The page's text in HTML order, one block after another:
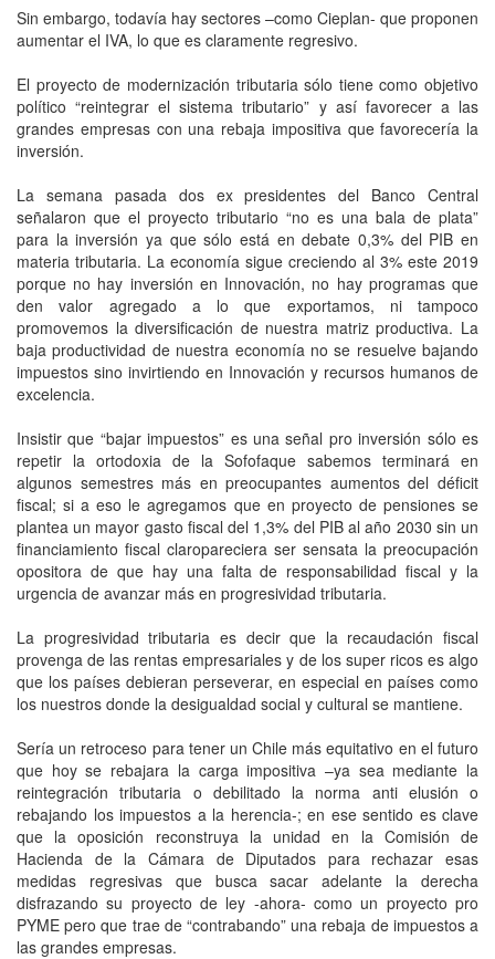
Sin embargo, todavía hay sectores –como Cieplan- que proponen
aumentar el IVA, lo que es claramente regresivo.
El proyecto de modernización tributaria sólo tiene como objetivo
político “reintegrar el sistema tributario” y así favorecer a las
grandes empresas con una rebaja impositiva que favorecería la
inversión.
La semana pasada dos ex presidentes del Banco Central
señalaron que el proyecto tributario “no es una bala de plata”
para la inversión ya que sólo está en debate 0,3% del PIB en
materia tributaria. La economía sigue creciendo al 3% este 2019
porque no hay inversión en Innovación, no hay programas que
den valor agregado a lo que exportamos, ni tampoco
promovemos la diversificación de nuestra matriz productiva. La
baja productividad de nuestra economía no se resuelve bajando
impuestos sino invirtiendo en Innovación y recursos humanos de
excelencia.
Insistir que “bajar impuestos” es una señal pro inversión sólo es
repetir la ortodoxia de la Sofofaque sabemos terminará en
algunos semestres más en preocupantes aumentos del déficit
fiscal; si a eso le agregamos que en proyecto de pensiones se
plantea un mayor gasto fiscal del 1,3% del PIB al año 2030 sin un
financiamiento fiscal claropareciera ser sensata la preocupación
opositora de que hay una falta de responsabilidad fiscal y la
urgencia de avanzar más en progresividad tributaria.
La progresividad tributaria es decir que la recaudación fiscal
provenga de las rentas empresariales y de los super ricos es algo
que los países debieran perseverar, en especial en países como
los nuestros donde la desigualdad social y cultural se mantiene.
Sería un retroceso para tener un Chile más equitativo en el futuro
que hoy se rebajara la carga impositiva –ya sea mediante la
reintegración tributaria o debilitado la norma anti elusión o
rebajando los impuestos a la herencia-; en ese sentido es clave
que la oposición reconstruya la unidad en la Comisión de
Hacienda de la Cámara de Diputados para rechazar esas
medidas regresivas que busca sacar adelante la derecha
disfrazando su proyecto de ley -ahora- como un proyecto pro
PYME pero que trae de “contrabando” una rebaja de impuestos a
las grandes empresas.